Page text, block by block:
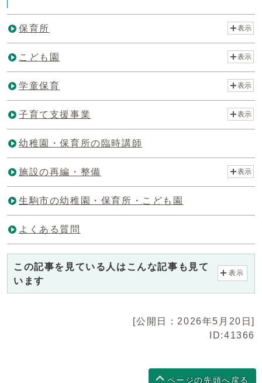
保育所 表示
こども園 表示
学童保育 表示
子育て支援事業 表示
幼稚園・保育所の臨時講師
施設の再編・整備 表示
生駒市の幼稚園・保育所・こども園
よくある質問
この記事を見ている人はこんな記事も見て
います
表示
[公開日：2026年5月20日]
ID:41366
ページの先頭へ戻る